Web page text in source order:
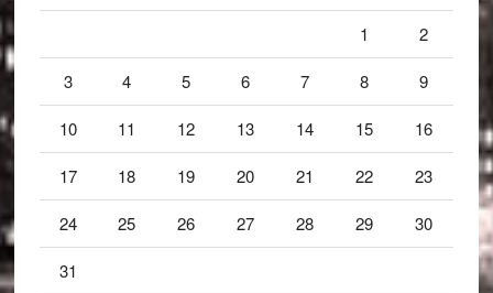
1 2
3 4 5 6 7 8 9
10 11 12 13 14 15 16
17 18 19 20 21 22 23
24 25 26 27 28 29 30
31